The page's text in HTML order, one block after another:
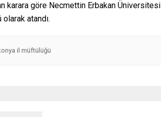
karara göre Necmettin Erbakan
atandı.
il müftülüğü